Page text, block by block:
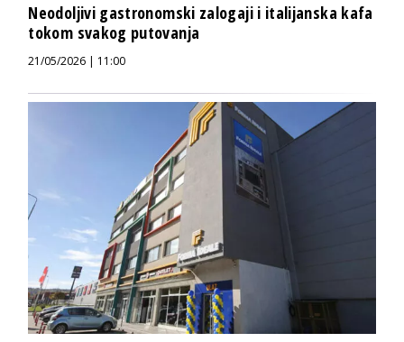
Neodoljivi gastronomski zalogaji i italijanska kafa
tokom svakog putovanja
21/05/2026 | 11:00